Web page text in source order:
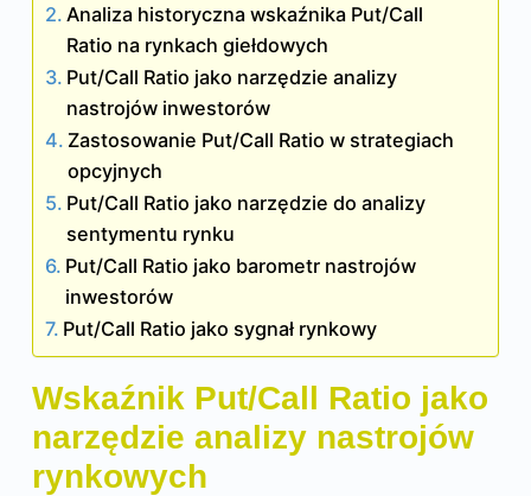
Analiza historyczna wskaźnika Put/Call
Ratio na rynkach giełdowych
Put/Call Ratio jako narzędzie analizy
nastrojów inwestorów
Zastosowanie Put/Call Ratio w strategiach
opcyjnych
Put/Call Ratio jako narzędzie do analizy
sentymentu rynku
Put/Call Ratio jako barometr nastrojów
inwestorów
Put/Call Ratio jako sygnał rynkowy
Wskaźnik Put/Call Ratio jako
narzędzie analizy nastrojów
rynkowych